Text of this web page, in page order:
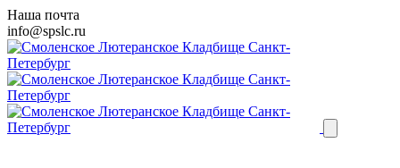
Наша почта
info@spslc.ru